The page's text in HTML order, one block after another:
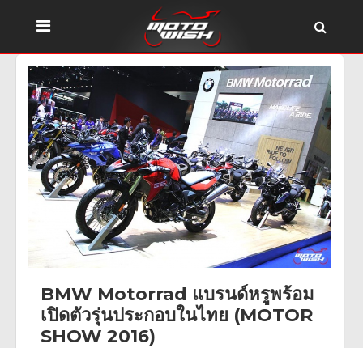
BMW Motorrad แบรนด์หรูพร้อม
เปิดตัวรุ่นประกอบในไทย (MOTOR
SHOW 2016)